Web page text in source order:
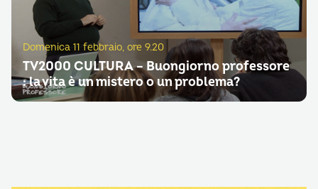
Domenica 11 febbraio, ore 9.20
TV2000 CULTURA – Buongiorno professore
: la vita è un mistero o un problema?